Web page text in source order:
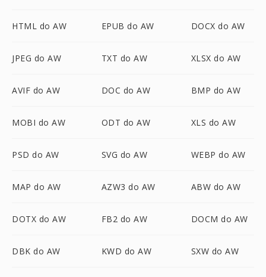
HTML do AW EPUB do AW DOCX do AW
JPEG do AW TXT do AW XLSX do AW
AVIF do AW DOC do AW BMP do AW
MOBI do AW ODT do AW XLS do AW
PSD do AW SVG do AW WEBP do AW
MAP do AW AZW3 do AW ABW do AW
DOTX do AW FB2 do AW DOCM do AW
DBK do AW KWD do AW SXW do AW